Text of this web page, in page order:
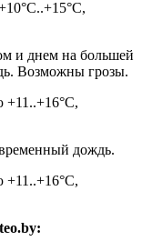
и днем на большей
Возможны грозы.
+11..+16°С,
дождь.
+11..+16°С,